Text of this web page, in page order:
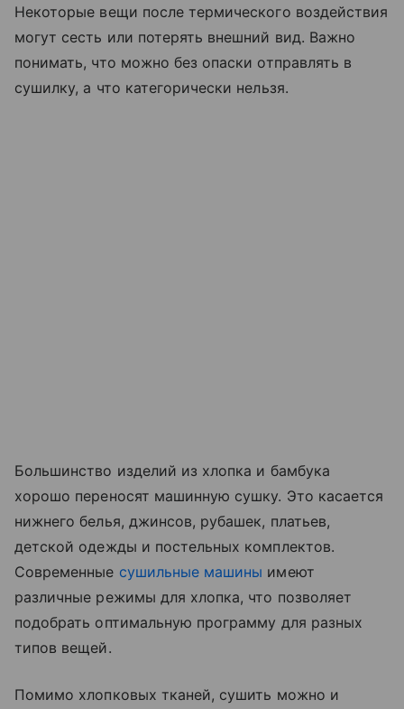
Некоторые вещи после термического воздействия
могут сесть или потерять внешний вид. Важно
понимать, что можно без опаски отправлять в
сушилку, а что категорически нельзя.
Большинство изделий из хлопка и бамбука
хорошо переносят машинную сушку. Это касается
нижнего белья, джинсов, рубашек, платьев,
детской одежды и постельных комплектов.
Современные сушильные машины имеют
различные режимы для хлопка, что позволяет
подобрать оптимальную программу для разных
типов вещей.
Помимо хлопковых тканей, сушить можно и